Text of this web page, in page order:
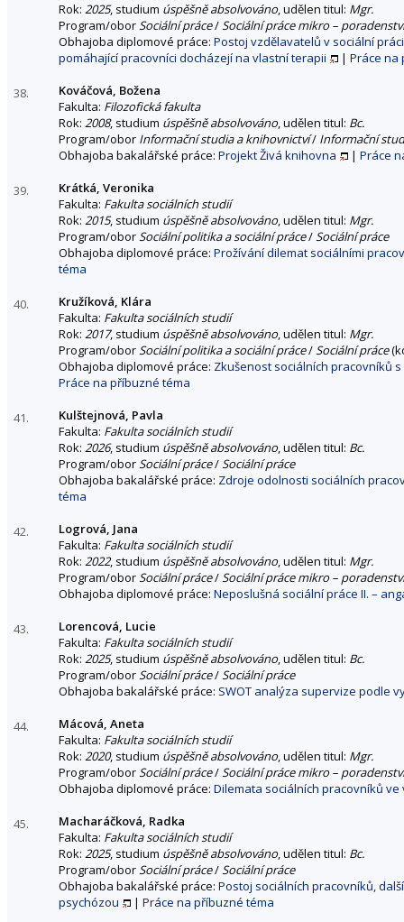
Rok: 2025, studium úspěšně absolvováno, udělen titul: Mgr.
Program/oborSociální práce/Sociální práce mikro – poradenství
Obhajoba diplomové práce: Postoj vzdělavatelů v sociální
pomáhající pracovníci docházejí na vlastní terapii
| Práce na
38.
Kováčová, Božena
Fakulta: Filozofická fakulta
Rok: 2008, studium úspěšně absolvováno, udělen titul: Bc.
Program/obor Informační studia a knihovnictví/ Informační
Obhajoba bakalářské práce: Projekt Živá knihovna | Práce
39.
Krátká, Veronika
Fakulta: Fakulta sociálních studií
Rok: 2015, studium úspěšně absolvováno, udělen titul: Mgr.
Program/oborSociální politika a sociální práce/Sociální práce
Obhajoba diplomové práce: Prožívání dilemat sociálními
téma
40.
Kružíková, Klára
Fakulta: Fakulta sociálních studií
Rok: 2017, studium úspěšně absolvováno, udělen titul: Mgr.
Program/oborSociální politika a sociální práce/Sociální práce
Obhajoba diplomové práce: Zkušenost sociálních pracovníků
Práce na příbuzné téma
41.
Kulštejnová, Pavla
Fakulta: Fakulta sociálních studií
Rok: 2026, studium úspěšně absolvováno, udělen titul: Bc.
Program/oborSociální práce/Sociální práce
Obhajoba bakalářské práce: Zdroje odolnosti sociálních
téma
42.
Logrová, Jana
Fakulta: Fakulta sociálních studií
Rok: 2022, studium úspěšně absolvováno, udělen titul: Mgr.
Program/oborSociální práce/Sociální práce mikro – poradenství
Obhajoba diplomové práce: Neposlušná sociální práce II. –
43.
Lorencová, Lucie
Fakulta: Fakulta sociálních studií
Rok: 2025, studium úspěšně absolvováno, udělen titul: Bc.
Program/oborSociální práce/Sociální práce
Obhajoba bakalářské práce: SWOT analýza supervize podle
44.
Mácová, Aneta
Fakulta: Fakulta sociálních studií
Rok: 2020, studium úspěšně absolvováno, udělen titul: Mgr.
Program/oborSociální práce/Sociální práce mikro – poradenství
Obhajoba diplomové práce: Dilemata sociálních pracovníků
45.
Macharáčková, Radka
Fakulta: Fakulta sociálních studií
Rok: 2025, studium úspěšně absolvováno, udělen titul: Bc.
Program/oborSociální práce/Sociální práce
Obhajoba bakalářské práce: Postoj sociálních pracovníků,
psychózou
| Práce na příbuzné téma